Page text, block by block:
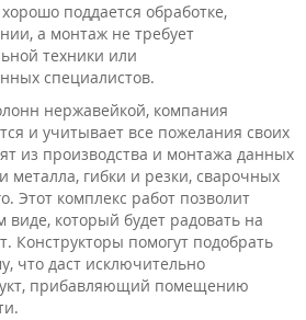
поддается обработке,
а монтаж не требует
техники или
специалистов.
нержавейкой, компания
и учитывает все пожелания своих
из производства и монтажа данных
металла, гибки и резки, сварочных
Этот комплекс работ позволит
который будет радовать на
Конструкторы помогут подобрать
что даст исключительно
прибавляющий помещению